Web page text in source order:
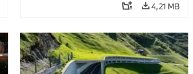
4,21 MB